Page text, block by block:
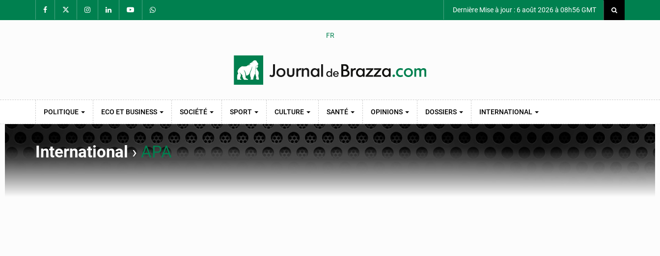
Dernière Mise à jour : 6 août 2026 à 08h56 GMT
FR
POLITIQUE ECO ET BUSINESS SOCIÉTÉ SPORT CULTURE SANTÉ OPINIONS DOSSIERS INTERNATIONAL
International›APA